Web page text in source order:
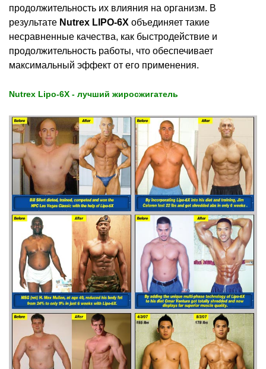
продолжительность их влияния на организм. В
результате Nutrex LIPO-6X объединяет такие
несравненные качества, как быстродействие и
продолжительность работы, что обеспечивает
максимальный эффект от его применения.
Nutrex Lipo-6X - лучший жиросжигатель